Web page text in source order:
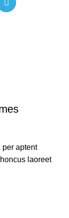
per aptent
laoreet